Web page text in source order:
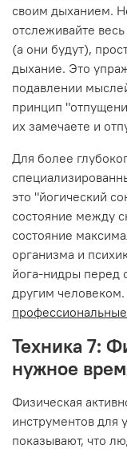
своим дыханием.
отслеживайте
(а они будут),
дыхание. Это
подавлении
принцип
их замечаете и
Для более
это "йогический
состояние между
состояние
организма и
йога-нидры перед
другим
Техника 7:
нужное
Физическая
инструментов для
показывают, что